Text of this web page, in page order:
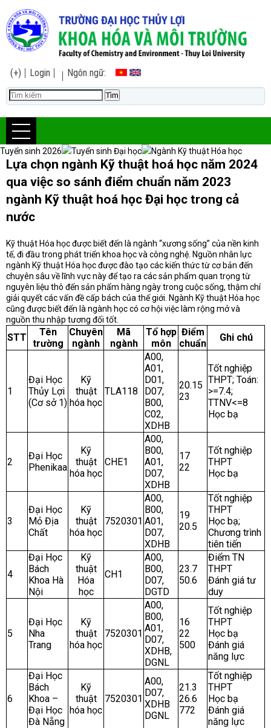
(+) Login Ngôn ngữ:
Tuyển sinh 2026 Tuyển sinh Đại học Ngành Kỹ thuật Hóa học
Lựa chọn ngành Kỹ thuật hoá học năm 2024
qua việc so sánh điểm chuẩn năm 2023
ngành Kỹ thuật hoá học Đại học trong cả
nước
Kỹ thuật Hóa học được biết đến là ngành “xương sống” của nền kinh
tế, đi đầu trong phát triển khoa học và công nghệ. Nguồn nhân lực
ngành Kỹ thuật Hóa học được đào tạo các kiến thức từ cơ bản đến
chuyên sâu về lĩnh vực này để tạo ra các sản phẩm quan trọng từ
nguyên liệu thô đến sản phẩm hàng ngày trong cuộc sống, thậm chí
giải quyết các vấn đề cấp bách của thế giới. Ngành Kỹ thuật Hóa học
cũng được biết đến là ngành học có cơ hội việc làm rộng mở và
nguồn thu nhập tương đối tốt.
STT
Tên
trường
Chuyên
ngành
Mã
ngành
Tổ hợp
môn
Điểm
chuẩn
Ghi chú
1
Đại Học
Thủy Lợi
(Cơ sở 1)
Kỹ
thuật
hóa học
TLA118
A00,
A01,
D01,
D07,
B00,
C02,
XDHB
20.15
23
Tốt nghiệp
THPT; Toán:
>=7.4;
TTNV<=8
Học bạ
2
Đại Học
Phenikaa
Kỹ
thuật
hóa học
CHE1
A00,
B00,
A01,
D07,
XDHB
17
22
Tốt nghiệp
THPT
Học bạ
3
Đại Học
Mỏ Địa
Chất
Kỹ
thuật
hóa học
7520301
A00,
B00,
A01,
D07,
XDHB
19
20.5
Tốt nghiệp
THPT
Học bạ;
Chương trình
tiên tiến
4
Đại Học
Bách
Khoa Hà
Nội
Kỹ
thuật
Hóa
học
CH1
A00,
B00,
D07,
DGTD
23.7
50.6
Điểm TN
THPT
Đánh giá tư
duy
5
Đại Học
Nha
Trang
Kỹ
thuật
hóa học
7520301
A00,
B00,
A01,
D07,
XDHB,
DGNL
16
22
500
Tốt nghiệp
THPT
Học bạ
Đánh giá
năng lực
6
Đại Học
Bách
Khoa –
Đại Học
Đà Nẵng
Kỹ
thuật
hóa học
7520301
A00,
D07,
XDHB
DGNL
21.3
26.6
772
Tốt nghiệp
THPT
Học bạ
Đánh giá
năng lực